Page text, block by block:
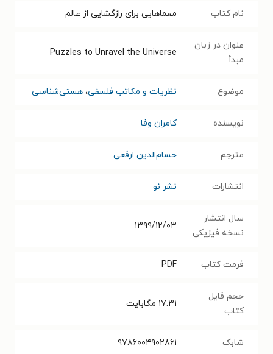
نام کتاب معماهایی برای رازگشایی از عالم
عنوان در زبان
مبدأ
Puzzles to Unravel the Universe
موضوع نظریات و مکاتب فلسفی، هستی‌شناسی
نویسنده کامران وفا
مترجم حسام‌الدین ارفعی
انتشارات نشر نو
سال انتشار
نسخه فیزیکی
۱۳۹۹/۱۲/۰۳
فرمت کتاب PDF
حجم فایل
کتاب
۱۷.۳۱ مگابایت
شابک ۹۷۸۶۰۰۴۹۰۲۸۶۱